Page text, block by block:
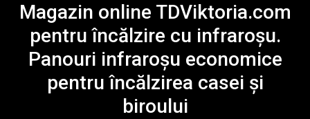
Magazin online TDViktoria.com
pentru încălzire cu infraroșu.
Panouri infraroșu economice
pentru încălzirea casei și
biroului